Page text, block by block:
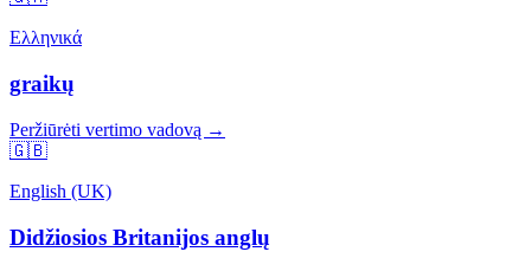
Ελληνικά
graikų
Peržiūrėti vertimo vadovą →
🇬🇧
English (UK)
Didžiosios Britanijos anglų